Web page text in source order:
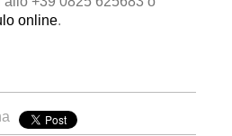
online.